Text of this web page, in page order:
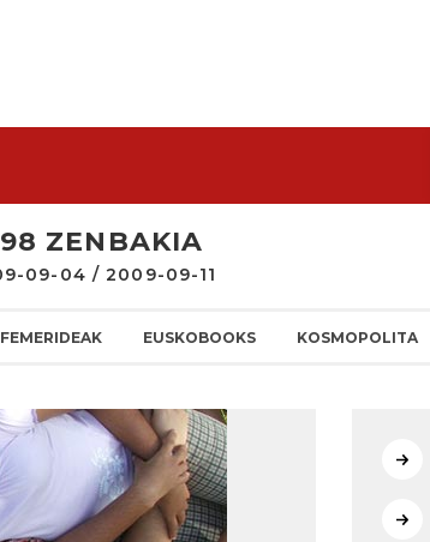
ZENBAKIA
09-04 / 2009-09-11
EUSKOBOOKS KOSMOPOLITA